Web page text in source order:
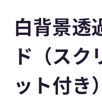
白背景透
ド（スク
ット付き）